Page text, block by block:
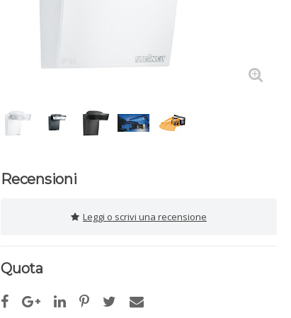
Recensioni
Leggi o scrivi una recensione
Quota